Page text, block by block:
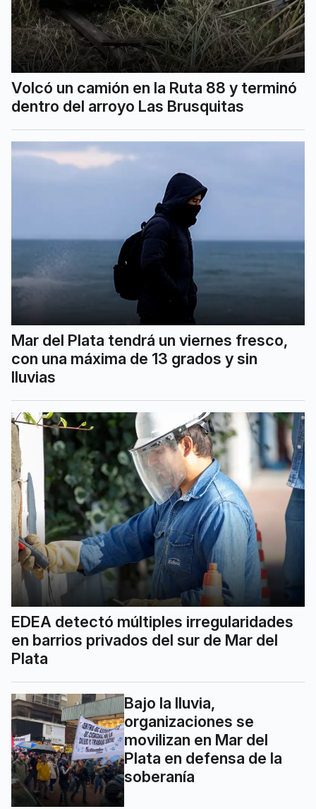
Volcó un camión en la Ruta 88 y terminó
dentro del arroyo Las Brusquitas
Mar del Plata tendrá un viernes fresco,
con una máxima de 13 grados y sin
lluvias
EDEA detectó múltiples irregularidades
en barrios privados del sur de Mar del
Plata
Bajo la lluvia,
organizaciones se
movilizan en Mar del
Plata en defensa de la
soberanía